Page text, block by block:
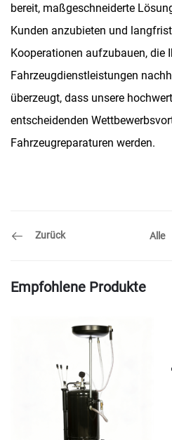
bereit, maßgeschneiderte
Kunden anzubieten und
Kooperationen aufzubauen, die
Fahrzeugdienstleistungen
überzeugt, dass unsere
entscheidenden
Fahrzeugreparaturen werden.
Zurück Alle
Empfohlene Produkte